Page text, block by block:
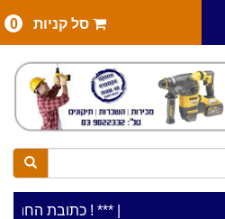
סל קניות 0
***כתובת החנות: רח' המלאכה 2, ביתן 8 ***כלי עבודה להשכרה בתעריף יומי משתלם ! ***